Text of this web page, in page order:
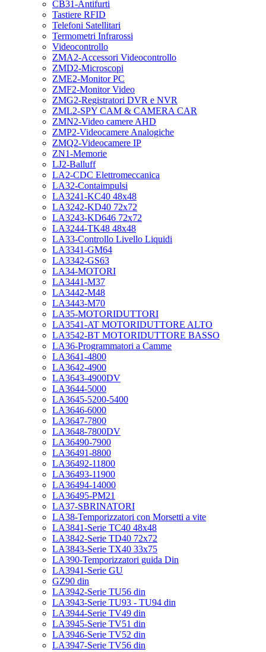
CB31-Antifurti
Tastiere RFID
Telefoni Satellitari
Termometri Infrarossi
Videocontrollo
ZMA2-Accessori Videocontrollo
ZMD2-Microscopi
ZME2-Monitor PC
ZMF2-Monitor Video
ZMG2-Registratori DVR e NVR
ZML2-SPY CAM & CAMERA CAR
ZMN2-Video camere AHD
ZMP2-Videocamere Analogiche
ZMQ2-Videocamere IP
ZN1-Memorie
LJ2-Balluff
LA2-CDC Elettromeccanica
LA32-Contaimpulsi
LA3241-KC40 48x48
LA3242-KD40 72x72
LA3243-KD646 72x72
LA3244-TK48 48x48
LA33-Controllo Livello Liquidi
LA3341-GM64
LA3342-GS63
LA34-MOTORI
LA3441-M37
LA3442-M48
LA3443-M70
LA35-MOTORIDUTTORI
LA3541-AT MOTORIDUTTORE ALTO
LA3542-BT MOTORIDUTTORE BASSO
LA36-Programmatori a Camme
LA3641-4800
LA3642-4900
LA3643-4900DV
LA3644-5000
LA3645-5200-5400
LA3646-6000
LA3647-7800
LA3648-7800DV
LA36490-7900
LA36491-8800
LA36492-11800
LA36493-11900
LA36494-14000
LA36495-PM21
LA37-SBRINATORI
LA38-Temporizzatori con Morsetti a vite
LA3841-Serie TC40 48x48
LA3842-Serie TD40 72x72
LA3843-Serie TX40 33x75
LA390-Temporizzatori guida Din
LA3941-Serie GU
GZ90 din
LA3942-Serie TU56 din
LA3943-Serie TU93 - TU94 din
LA3944-Serie TV49 din
LA3945-Serie TV51 din
LA3946-Serie TV52 din
LA3947-Serie TV56 din